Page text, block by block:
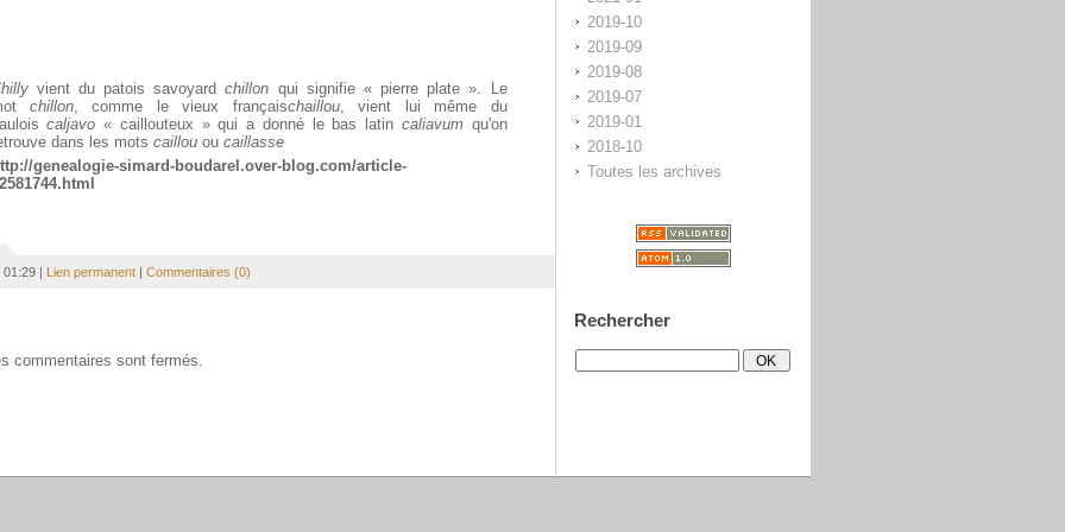
2019-10
2019-09
2019-08
2019-07
2019-01
2018-10
Toutes les archives
Rechercher
vient du patois savoyardchillon qui signifie « pierre plate ». Le
chillon, comme le vieux françaischaillou, vient lui même du
caljavo « caillouteux » qui a donné le bas latin caliavumqu'on
dans les mots caillouou caillasse
genealogie-simard-boudarel.over-blog.com/article-
01:29 | Lien permanent| Commentaires (0)
commentaires sont fermés.